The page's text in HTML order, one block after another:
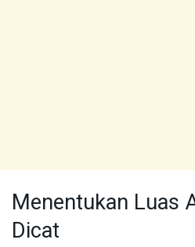
Menentukan Luas
Dicat